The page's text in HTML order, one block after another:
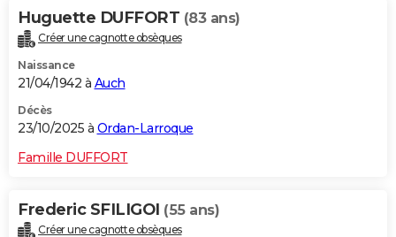
Alimentation
Guide de la santé
Maladies
Médicaments
Sommeil
VOYAGE
Destinations
City break
Voyage nature
Voyage de noces
Forum
Climat
+PHOTO
GUIDES D'ACHAT
BONS PLANS
CARTE DE VOEUX
Dictionnaire
Biographies
Citations
Expressions
Proverbes
PROGRAMME TV
Huguette DUFFORT (83 ans)
Créer une cagnotte obsèques
Naissance
21/04/1942 à Auch
Décès
23/10/2025 à Ordan-Larroque
Famille DUFFORT
Frederic SFILIGOI (55 ans)
Créer une cagnotte obsèques